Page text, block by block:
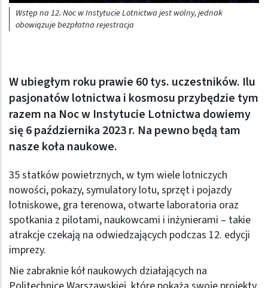
Wstęp na 12. Noc w Instytucie Lotnictwa jest wolny, jednak
obowiązuje bezpłatna rejestracja
W ubiegłym roku prawie 60 tys. uczestników. Ilu
pasjonatów lotnictwa i kosmosu przybędzie tym
razem na Noc w Instytucie Lotnictwa dowiemy
się 6 października 2023 r. Na pewno będą tam
nasze koła naukowe.
35 statków powietrznych, w tym wiele lotniczych
nowości, pokazy, symulatory lotu, sprzęt i pojazdy
lotniskowe, gra terenowa, otwarte laboratoria oraz
spotkania z pilotami, naukowcami i inżynierami – takie
atrakcje czekają na odwiedzających podczas 12. edycji
imprezy.
Nie zabraknie kół naukowych działających na